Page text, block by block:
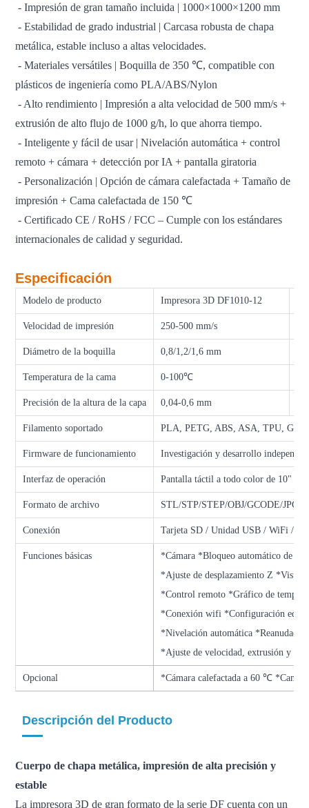
- Impresión de gran tamaño incluida | 1000×1000×1200 mm
- Estabilidad de grado industrial | Carcasa robusta de chapa
metálica, estable incluso a altas velocidades.
- Materiales versátiles | Boquilla de 350 ℃, compatible con
plásticos de ingeniería como PLA/ABS/Nylon
- Alto rendimiento | Impresión a alta velocidad de 500 mm/s +
extrusión de alto flujo de 1000 g/h, lo que ahorra tiempo.
- Inteligente y fácil de usar | Nivelación automática + control
remoto + cámara + detección por IA + pantalla giratoria
- Personalización | Opción de cámara calefactada + Tamaño de
impresión + Cama calefactada de 150 ℃
- Certificado CE / RoHS / FCC – Cumple con los estándares
internacionales de calidad y seguridad.
Especificación
Modelo de producto Impresora 3D DF1010-12
Velocidad de impresión 250-500 mm/s
Diámetro de la boquilla 0,8/1,2/1,6 mm
Temperatura de la cama 0-100℃
Precisión de la altura de la capa 0,04-0,6 mm
Filamento soportado PLA, PETG, ABS, ASA, TPU, GF,
Firmware de funcionamiento Investigación y desarrollo
Interfaz de operación Pantalla táctil a todo color de 10"
Formato de archivo STL/STP/STEP/OBJ/GCODE/JPG,
Conexión Tarjeta SD / Unidad USB / WiFi /
Funciones básicas
*Cámara *Bloqueo automático de la
*Ajuste de desplazamiento Z
*Control remoto *Gráfico de
*Conexión wifi *Configuración
*Nivelación automática
*Ajuste de velocidad, extrusión y
Opcional *Cámara calefactada a 60 ℃ *Cama
Descripción del Producto
Cuerpo de chapa metálica, impresión de alta precisión y
estable
La impresora 3D de gran formato de la serie DF cuenta con un